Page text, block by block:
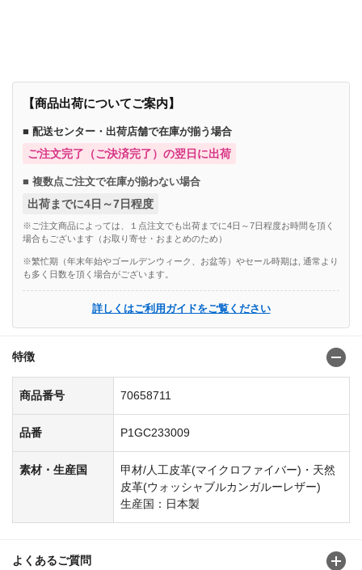
【商品出荷についてご案内】
■ 配送センター・出荷店舗で在庫が揃う場合
ご注文完了（ご決済完了）の翌日に出荷
■ 複数点ご注文で在庫が揃わない場合
出荷までに4日～7日程度
※ご注文商品によっては、１点注文でも出荷までに4日～7日程度お時間を頂く
場合もございます（お取り寄せ・おまとめのため）
※繁忙期（年末年始やゴールデンウィーク、お盆等）やセール時期は, 通常より
も多く日数を頂く場合がございます。
詳しくはご利用ガイドをご覧ください
特徴
商品番号 70658711
品番 P1GC233009
素材・生産国
甲材/人工皮革(マイクロファイバー)・天然
皮革(ウォッシャブルカンガルーレザー)
生産国：日本製
よくあるご質問